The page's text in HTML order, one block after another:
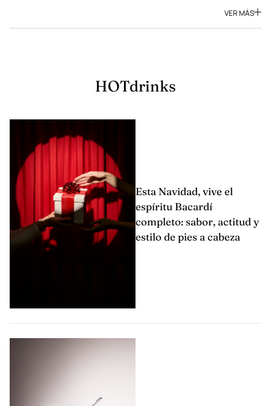
VER MÁS
HOTdrinks
Esta Navidad, vive el
espíritu Bacardí
completo: sabor, actitud y
estilo de pies a cabeza